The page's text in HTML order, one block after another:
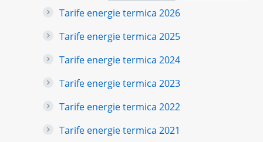
Tarife energie termica 2026
Tarife energie termica 2025
Tarife energie termica 2024
Tarife energie termica 2023
Tarife energie termica 2022
Tarife energie termica 2021